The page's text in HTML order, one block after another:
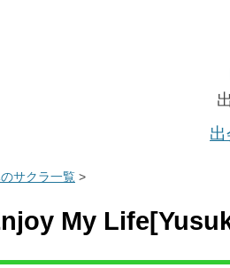
サクラ一覧 >
My